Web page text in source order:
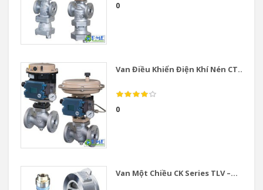
0
Van Điều Khiển Điện Khí Nén CT...
0
Van Một Chiều CK Series TLV –...